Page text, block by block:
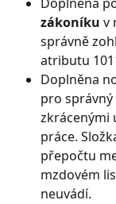
Doplněna
zákoníku v
správně
atributu
Doplněna
pro
zkrácenými
práce.
přepočtu
mzdovém
neuvádí.